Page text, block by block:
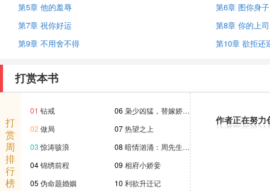
第5章 他的羞辱
第6章 图你身子
第7章 祝你好运
第8章 你的上司
第9章 不用舍不得
第10章 欲拒还
打赏本书
打
赏
周
排
行
榜
01 钻戒
02 做局
03 惊涛骇浪
04锦绣前程
05 伪命题婚姻
06 枭少凶猛，替嫁娇…
07热望之上
08 暗情汹涌：周先生…
09 相府小娇妾
10 利欲升迁记
作者正在努力